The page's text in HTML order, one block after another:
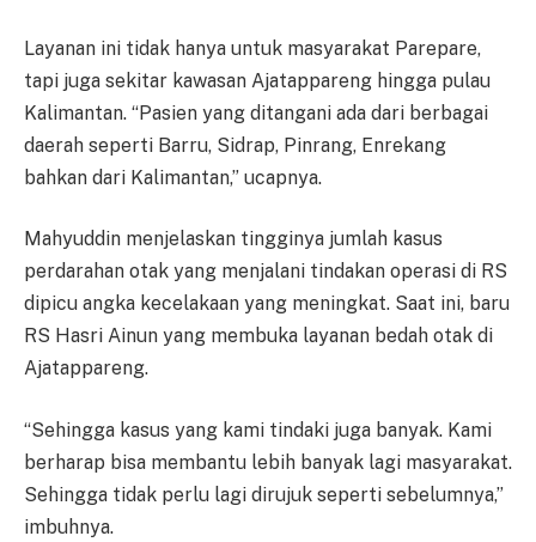
Layanan ini tidak hanya untuk masyarakat Parepare,
tapi juga sekitar kawasan Ajatappareng hingga pulau
Kalimantan. “Pasien yang ditangani ada dari berbagai
daerah seperti Barru, Sidrap, Pinrang, Enrekang
bahkan dari Kalimantan,” ucapnya.
Mahyuddin menjelaskan tingginya jumlah kasus
perdarahan otak yang menjalani tindakan operasi di RS
dipicu angka kecelakaan yang meningkat. Saat ini, baru
RS Hasri Ainun yang membuka layanan bedah otak di
Ajatappareng.
“Sehingga kasus yang kami tindaki juga banyak. Kami
berharap bisa membantu lebih banyak lagi masyarakat.
Sehingga tidak perlu lagi dirujuk seperti sebelumnya,”
imbuhnya.